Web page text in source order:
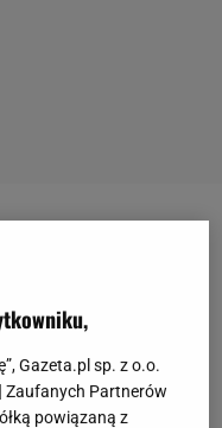
trenowała
postanowiła
rzecz wspierania
wiele lat, byłam
Natomiast w
Gazeta.pl sp. z o.o.
Zaufanych Partnerów
powiązaną z